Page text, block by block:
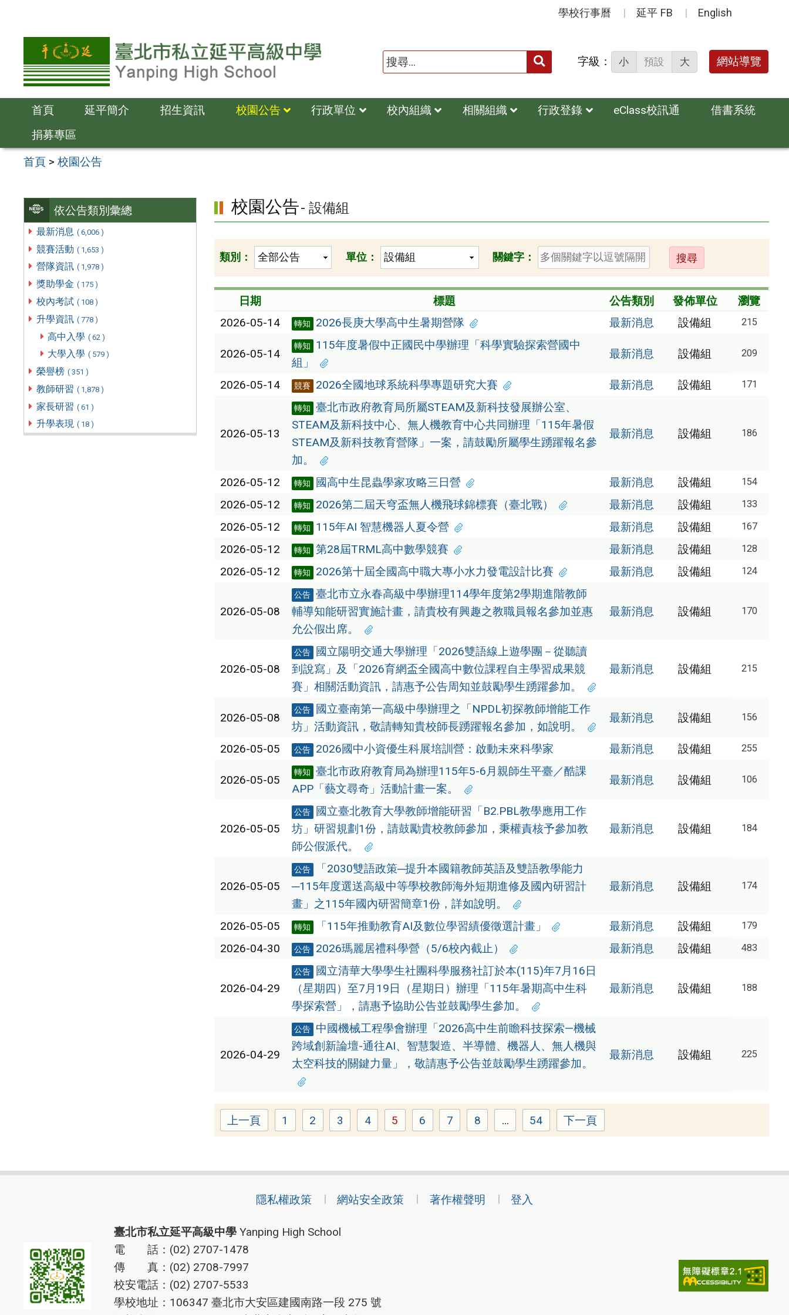
容
學校行事曆 延平 FB English
送出 字級： 小 預設 大 網站導覽
首頁 延平簡介 招生資訊 校園公告 行政單位 校內組織 相關組織 行政登錄 eClass校訊通
借書系統
捐募專區
首頁 >校園公告
依公告類別彙總
最新消息 ( 6,006 )
競賽活動 ( 1,653 )
營隊資訊 ( 1,978 )
獎助學金 ( 175 )
校內考試 ( 108 )
升學資訊 ( 778 )
高中入學 ( 62 )
大學入學 ( 579 )
榮譽榜 ( 351 )
教師研習 ( 1,878 )
家長研習 ( 61 )
升學表現 ( 18 )
校園公告- 設備組
類別： 單位： 關鍵字：
送
出
日期 標題 公告類別 發佈單位
瀏覽
2026-05-14
轉知 2026長庚大學高中生暑期營隊 最新消息 設備組 215
2026-05-14
轉知
115年度暑假中正國民中學辦理「科學實驗探索營國中
組」
最新消息 設備組 209
2026-05-14 競賽 2026全國地球系統科學專題研究大賽 最新消息 設備組 171
2026-05-13
轉知 臺北市政府教育局所屬STEAM及新科技發展辦公室、
STEAM及新科技中心、無人機教育中心共同辦理「115年暑假
STEAM及新科技教育營隊」一案，請鼓勵所屬學生踴躍報名參
加。
最新消息 設備組 186
2026-05-12 轉知 國高中生昆蟲學家攻略三日營 最新消息 設備組 154
2026-05-12 轉知 2026第二屆天穹盃無人機飛球錦標賽（臺北戰） 最新消息 設備組 133
2026-05-12 轉知 115年AI 智慧機器人夏令營 最新消息 設備組 167
2026-05-12 轉知 第28屆TRML高中數學競賽 最新消息 設備組 128
2026-05-12 轉知 2026第十屆全國高中職大專小水力發電設計比賽 最新消息 設備組 124
2026-05-08
公告 臺北市立永春高級中學辦理114學年度第2學期進階教師
輔導知能研習實施計畫，請貴校有興趣之教職員報名參加並惠
允公假出席。
最新消息 設備組 170
2026-05-08
公告 國立陽明交通大學辦理「2026雙語線上遊學團－從聽讀
到說寫」及「2026育網盃全國高中數位課程自主學習成果競
賽」相關活動資訊，請惠予公告周知並鼓勵學生踴躍參加。
最新消息 設備組 215
2026-05-08
公告 國立臺南第一高級中學辦理之「NPDL初探教師增能工作
坊」活動資訊，敬請轉知貴校師長踴躍報名參加，如說明。
最新消息 設備組 156
2026-05-05 公告 2026國中小資優生科展培訓營：啟動未來科學家 最新消息 設備組 255
2026-05-05
轉知 臺北市政府教育局為辦理115年5-6月親師生平臺／酷課
APP「藝文尋奇」活動計畫一案。
最新消息 設備組 106
2026-05-05
公告 國立臺北教育大學教師增能研習「B2.PBL教學應用工作
坊」研習規劃1份，請鼓勵貴校教師參加，秉權責核予參加教
師公假派代。
最新消息 設備組 184
2026-05-05
公告
「2030雙語政策─提升本國籍教師英語及雙語教學能力
─115年度選送高級中等學校教師海外短期進修及國內研習計
畫」之115年國內研習簡章1份，詳如說明。
最新消息 設備組 174
2026-05-05 轉知 「115年推動教育AI及數位學習績優徵選計畫」 最新消息 設備組 179
2026-04-30 公告 2026瑪麗居禮科學營（5/6校內截止） 最新消息 設備組 483
2026-04-29
公告 國立清華大學學生社團科學服務社訂於本(115)年7月16日
（星期四）至7月19日（星期日）辦理「115年暑期高中生科
學探索營」，請惠予協助公告並鼓勵學生參加。
最新消息 設備組 188
2026-04-29
公告 中國機械工程學會辦理「2026高中生前瞻科技探索—機械
跨域創新論壇-通往AI、智慧製造、半導體、機器人、無人機與
太空科技的關鍵力量」，敬請惠予公告並鼓勵學生踴躍參加。
最新消息 設備組 225
上一頁 Page
1 Page
2 Page
3 Page
4 Page
5 Page
6 Page
7 Page
8 ... Page
54 下一頁
隱私權政策 網站安全政策 著作權聲明 登入
臺北市私立延平高級中學Yanping High School
電 話：(02) 2707-1478
傳 真：(02) 2708-7997
校安電話：(02) 2707-5533
學校地址：106347 臺北市大安區建國南路一段 275 號